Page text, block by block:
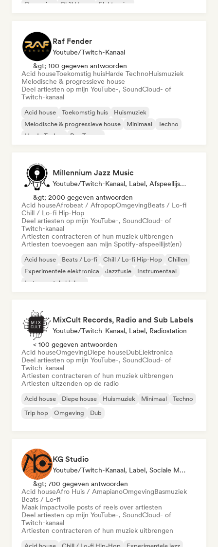
Omgeving
Chill House Elektronica
Raf Fender
Youtube/Twitch-Kanaal
&gt; 100 gegeven antwoorden
Acid houseToekomstig huisHarde TechnoHuismuziek
Melodische & progressieve house
Deel artiesten op mijn YouTube-, SoundCloud- of
Twitch-kanaal
Acid house Toekomstig huis
Huismuziek
Melodische & progressieve house
Minimaal
Techno
Harde Techno
Psy-Trance
Millennium Jazz Music
Youtube/Twitch-Kanaal, Label, Afspeellijst Curator
&gt; 2000 gegeven antwoorden
Acid houseAfrobeat / AfropopOmgevingBeats / Lo-fi
Chill / Lo-fi Hip-Hop
Deel artiesten op mijn YouTube-, SoundCloud- of
Twitch-kanaal
Artiesten contracteren of hun muziek uitbrengen
Artiesten toevoegen aan mijn Spotify-afspeellijst(en)
Acid house Beats / Lo-fi Chill / Lo-fi Hip-Hop
Chillen
Experimentele elektronica
Jazzfusie
Instrumentaal
Instrumentale hiphop
MixCult Records, Radio and Sub Labels
Youtube/Twitch-Kanaal, Label, Radiostation
< 100 gegeven antwoorden
Acid houseOmgevingDiepe houseDubElektronica
Deel artiesten op mijn YouTube-, SoundCloud- of
Twitch-kanaal
Artiesten contracteren of hun muziek uitbrengen
Artiesten uitzenden op de radio
Acid house Diepe house Huismuziek Minimaal
Techno
Trip hop
Omgeving Dub
KG Studio
Youtube/Twitch-Kanaal, Label, Sociale Media Beïnvloeder
&gt; 700 gegeven antwoorden
Acid houseAfro Huis / AmapianoOmgevingBasmuziek
Beats / Lo-fi
Maak impactvolle posts of reels over artiesten
Deel artiesten op mijn YouTube-, SoundCloud- of
Twitch-kanaal
Artiesten contracteren of hun muziek uitbrengen